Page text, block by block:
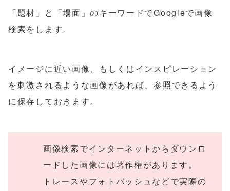
「題材」と「場面」のキーワードでGoogleで画像
検索をします。
イメージに近い画像、もしくはインスピレーション
を刺激されるような画像があれば、参照できるよう
に保存しておきます。
画像検索でインターネットからダウンロ
ードした画像には著作権があります。
トレースやフォトバッシュなどで実際の